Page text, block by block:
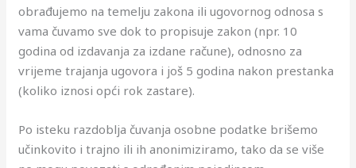
obrađujemo na temelju zakona ili ugovornog odnosa s
vama čuvamo sve dok to propisuje zakon (npr. 10
godina od izdavanja za izdane račune), odnosno za
vrijeme trajanja ugovora i još 5 godina nakon prestanka
(koliko iznosi opći rok zastare).
Po isteku razdoblja čuvanja osobne podatke brišemo
učinkovito i trajno ili ih anonimiziramo, tako da se više